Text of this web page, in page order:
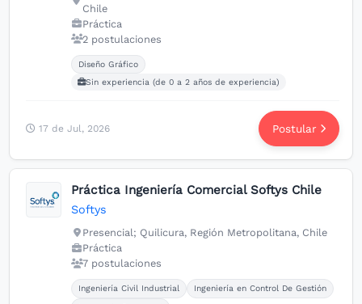
Chile
Práctica
2 postulaciones
Carreras buscadas:
Diseño Gráfico
Sin experiencia (de 0 a 2 años de experiencia)
17 de Jul, 2026 Postular
Práctica Ingeniería Comercial Softys Chile
Softys
Presencial; Quilicura, Región Metropolitana, Chile
Práctica
7 postulaciones
Carreras buscadas:
Ingeniería Civil Industrial
Ingeniería en Control De Gestión